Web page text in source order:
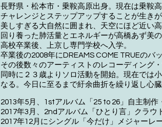
長野県・松本市・乗鞍高原出身。現在は乗鞍
チャレンジとステップアップすることが生きが
美しすぎる大自然に囲まれ、天空にほど近い
回り養った肺活量とエネルギーが高橋あず美
高校卒業後、上京し専門学校へ入学。
卒業後の2008年にDREAMS COME TRUEのバ
その後数々のアーティストのレコーディング
同時に２３歳よりソロ活動を開始。現在では
なる。今日に至るまで紆余曲折を繰り返し心
2013年5月、1stアルバム「25 to 26」自主制作
2017年3月、2ndアルバム「ひとり言」クラウ
2017年12月にシングル「今だけ」メジャーレ